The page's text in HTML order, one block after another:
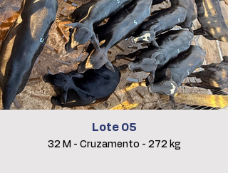
Lote 05
32 M - Cruzamento - 272 kg